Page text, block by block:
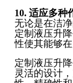
10. 适应多种
无论是在洁
定制液压升
性使其能够
定制液压升
灵活的设计